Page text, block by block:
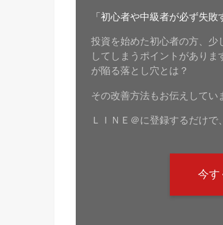
「初心者や中級者が必ず失
投資を始めた初心者の方、少
してしまうポイントがありま
が陥る落とし穴とは？
その改善方法もお伝えしてい
ＬＩＮＥ＠に登録するだけで
今す